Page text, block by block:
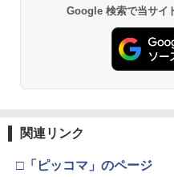
呪術廻
￥572
4
￥1,870
溝端葵
￥3,630
Google 検索で当サイ
関連リンク
□「ピッコマ」のページ